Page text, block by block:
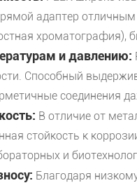
адаптер
хроматография),
и давлению:
Способный
соединения
В отличие от
стойкость к
и
Благодаря